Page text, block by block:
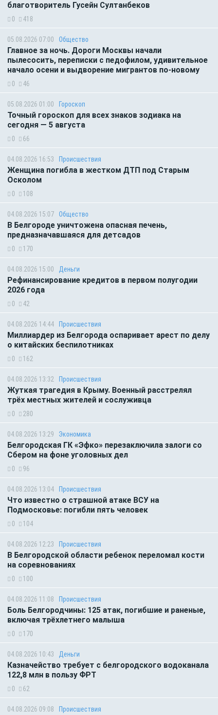
благотворитель Гусейн Султанбеков
0 418
05.08.2026 07:00 Общество
Главное за ночь. Дороги Москвы начали
пылесосить, переписки с педофилом, удивительное
начало осени и выдворение мигрантов по-новому
0 46
05.08.2026 01:00 Гороскоп
Точный гороскоп для всех знаков зодиака на
сегодня — 5 августа
0 66
04.08.2026 16:53 Происшествия
Женщина погибла в жестком ДТП под Старым
Осколом
0 108
04.08.2026 15:07 Общество
В Белгороде уничтожена опасная печень,
предназначавшаяся для детсадов
0 170
04.08.2026 15:00 Деньги
Рефинансирование кредитов в первом полугодии
2026 года
0 42
04.08.2026 14:44 Происшествия
Миллиардер из Белгорода оспаривает арест по делу
о китайских беспилотниках
0 162
04.08.2026 13:32 Происшествия
Жуткая трагедия в Крыму. Военный расстрелял
трёх местных жителей и сослуживца
0 280
04.08.2026 13:29 Экономика
Белгородская ГК «Эфко» перезаключила залоги со
Сбером на фоне уголовных дел
0 96
04.08.2026 13:04 Происшествия
Что известно о страшной атаке ВСУ на
Подмосковье: погибли пять человек
0 104
04.08.2026 12:23 Происшествия
В Белгородской области ребенок переломал кости
на соревнованиях
0 100
04.08.2026 11:08 Происшествия
Боль Белгородчины: 125 атак, погибшие и раненые,
включая трёхлетнего малыша
0 170
04.08.2026 10:43 Деньги
Казначейство требует с белгородского водоканала
122,8 млн в пользу ФРТ
0 62
04.08.2026 09:08 Происшествия